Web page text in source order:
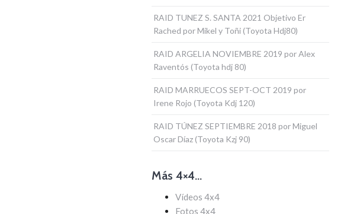
RAID TUNEZ S. SANTA 2021 Objetivo Er
Rached por Mikel y Toñi (Toyota Hdj80)
RAID ARGELIA NOVIEMBRE 2019 por Alex
Raventós (Toyota hdj 80)
RAID MARRUECOS SEPT-OCT 2019 por
Irene Rojo (Toyota Kdj 120)
RAID TÚNEZ SEPTIEMBRE 2018 por Miguel
Oscar Díaz (Toyota Kzj 90)
Más 4×4…
Vídeos 4x4
Fotos 4x4